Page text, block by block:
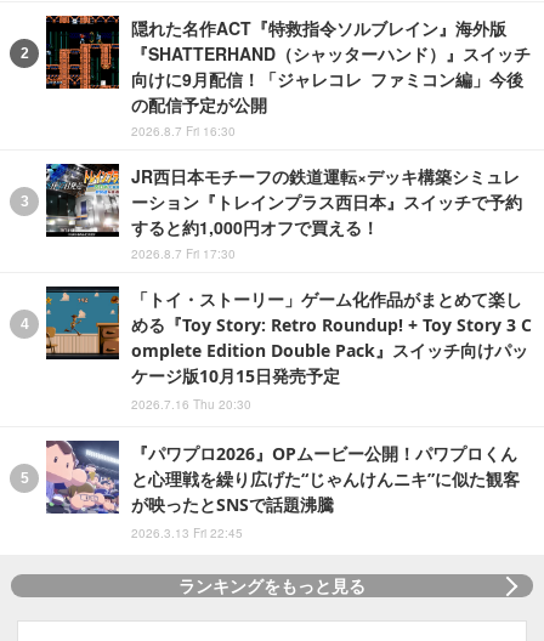
隠れた名作ACT『特救指令ソルブレイン』海外版
『SHATTERHAND（シャッターハンド）』スイッチ
向けに9月配信！「ジャレコレ ファミコン編」今後
の配信予定が公開
2026.8.7 Fri 16:30
JR西日本モチーフの鉄道運転×デッキ構築シミュレ
ーション『トレインプラス西日本』スイッチで予約
すると約1,000円オフで買える！
2026.8.7 Fri 17:30
「トイ・ストーリー」ゲーム化作品がまとめて楽し
める『Toy Story: Retro Roundup! + Toy Story 3 C
omplete Edition Double Pack』スイッチ向けパッ
ケージ版10月15日発売予定
2026.7.16 Thu 20:30
『パワプロ2026』OPムービー公開！パワプロくん
と心理戦を繰り広げた“じゃんけんニキ”に似た観客
が映ったとSNSで話題沸騰
2026.3.13 Fri 22:45
ランキングをもっと見る